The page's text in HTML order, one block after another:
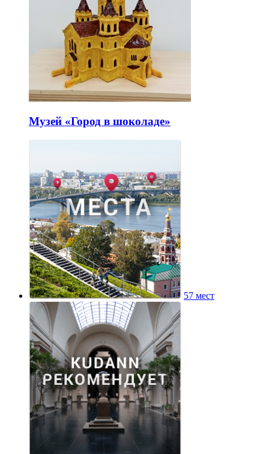
Музей «Город в шоколаде»
57 мест